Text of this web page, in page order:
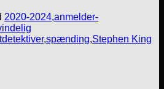
2020-2024,anmelder-
,spænding,Stephen King